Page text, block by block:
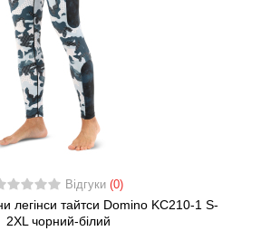
Відгуки (0)
легінси тайтси Domino KC210-1 S-
2XL чорний-білий